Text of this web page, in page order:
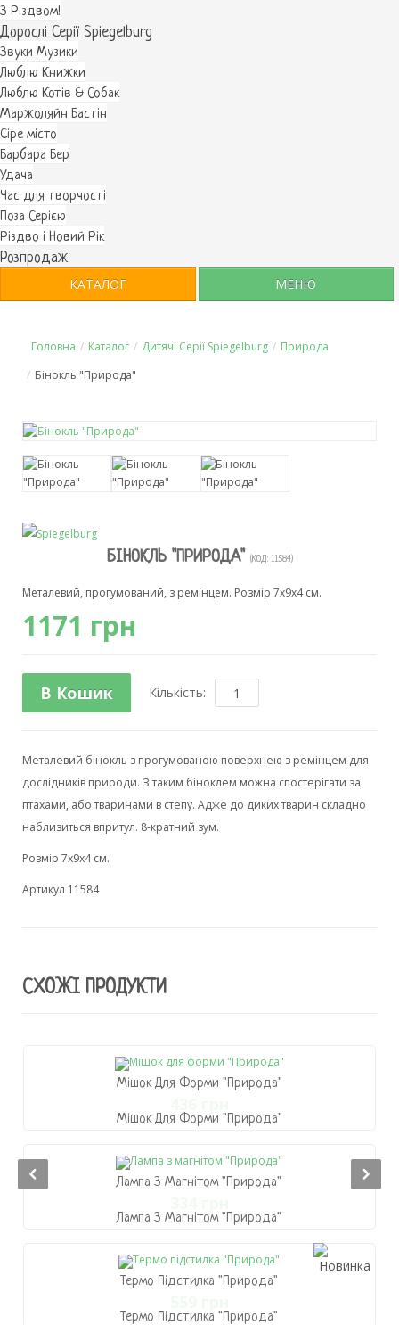
З Різдвом!
Дорослі Серії Spiegelburg
Звуки Музики
Люблю Книжки
Люблю Котів & Собак
Маржоляйн Бастін
Cіре місто
Барбара Бер
Удача
Час для творчості
Поза Серією
Різдво і Новий Рік
Розпродаж
КАТАЛОГ
МЕНЮ
Головна / Каталог / Дитячі Серії Spiegelburg / Природа
/ Бінокль "Природа"
БІНОКЛЬ "ПРИРОДА" (КОД: 11584)
Металевий, прогумований, з ремінцем. Розмір 7х9х4 см.
1171 грн
В Кошик Кількість:
Металевий бінокль з прогумованою поверхнею з ремінцем для
дослідників природи. З таким біноклем можна спостерігати за
птахами, або тваринами в степу. Адже до диких тварин складно
наблизиться впритул. 8-кратний зум.
Розмір 7х9х4 см.
Артикул 11584
СХОЖІ ПРОДУКТИ
Мішок Для Форми "Природа"
Мішок Для Форми "Природа"
В Кошик
Лампа З Магнітом "Природа"
Лампа З Магнітом "Природа"
В Кошик
Термо Підстилка "Природа"
Термо Підстилка "Природа"